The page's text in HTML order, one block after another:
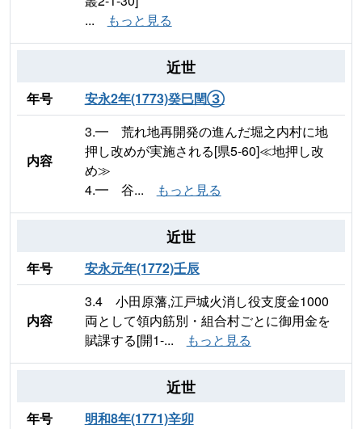
...
もっと見る
近世
年号 安永2年(1773)癸巳閏③
内容
3.━ 荒れ地再開発の進んだ堀之内村に地
押し改めが実施される[県5-60]≪地押し改
め≫
4.━ 谷...
もっと見る
近世
年号 安永元年(1772)壬辰
内容
3.4 小田原藩,江戸城火消し役支度金1000
両として領内筋別・組合村ごとに御用金を
賦課する[開1-...
もっと見る
近世
年号 明和8年(1771)辛卯